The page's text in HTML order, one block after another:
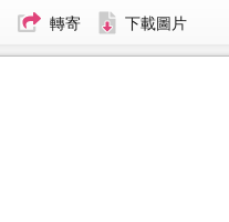
轉寄 下載圖片